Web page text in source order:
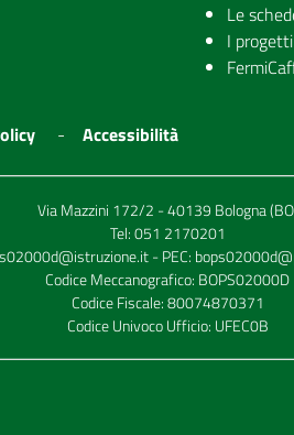
Le
I
Accessibilità
Via Mazzini 172/2 - 40139 Bologna
Tel:051 2170201
- PEC:
Codice Meccanografico: BOPS02000D
Codice Fiscale: 80074870371
Codice Univoco Ufficio: UFEC0B